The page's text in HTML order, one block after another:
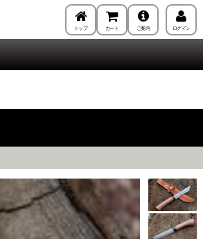
トップ カート ご案内 ログイン